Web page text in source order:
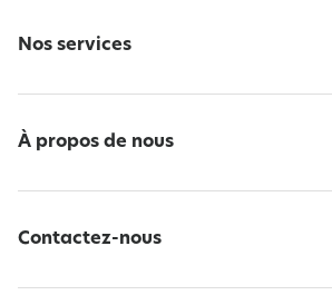
Nos services
À propos de nous
Contactez-nous